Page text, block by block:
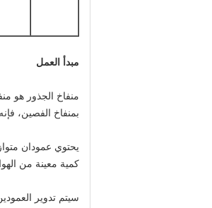
مبدأ العمل
منفاخ الجذور هو
بمنفاخ الفصين،
يحتوي عمودان
كمية معينة من
سيتم تدوير